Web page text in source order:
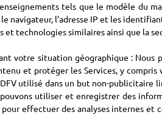
tels que le modèle du
navigateur, l’adresse IP et les
et technologies similaires ainsi que la
votre situation géographique : Nous
et protéger les Services, y
utilisé dans un but non-
utiliser et enregistrer des
pour effectuer des analyses internes et